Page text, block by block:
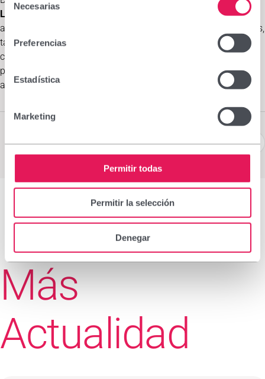
Necesarias
Preferencias
Estadística
Marketing
Permitir todas
Permitir la selección
Denegar
Laboratorios Viñas
sigue dedicado esfuerzos y recursos para
apoyar la formación del colectivo farmacéutico a varios niveles,
también desde el punto de vista científico. Compartir
conocimiento para actualizar y robustecer la formación de los
profesionales de la salud ha sido y seguirá siendo una de sus
aportaciones.
Más
Actualidad